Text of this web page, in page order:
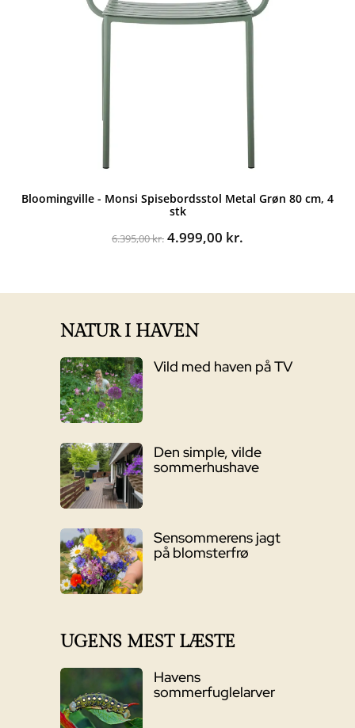
Bloomingville - Monsi Spisebordsstol Metal Grøn 80 cm, 4
stk
6.395,00kr. Den
4.999,00 kr.
NATUR I HAVEN
Vild med haven på TV
Den simple, vilde
sommerhushave
Sensommerens jagt
på blomsterfrø
UGENS MEST LÆSTE
Havens
sommerfuglelarver